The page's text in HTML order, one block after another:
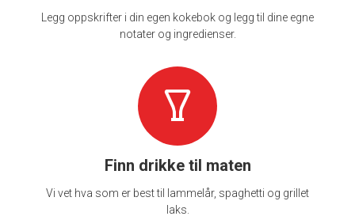
Legg oppskrifter i din egen kokebok og legg til dine egne
notater og ingredienser.
Finn drikke til maten
Vi vet hva som er best til lammelår, spaghetti og grillet
laks.